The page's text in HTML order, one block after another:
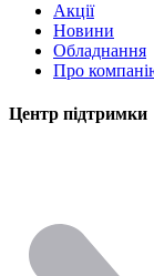
Акції
Новини
Обладнання
Про
Центр підтримки